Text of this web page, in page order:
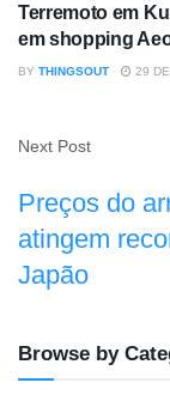
Terremoto em
em shopping
BY THINGSOUT 29
Next Post
Preços do
atingem
Japão
Browse by